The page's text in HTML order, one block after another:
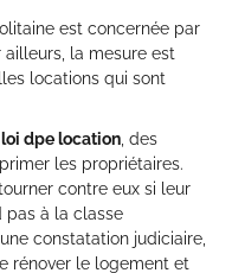
est concernée par
la mesure est
locations qui sont
dpe location, des
les propriétaires.
contre eux si leur
pas à la classe
constatation judiciaire,
rénover le logement et